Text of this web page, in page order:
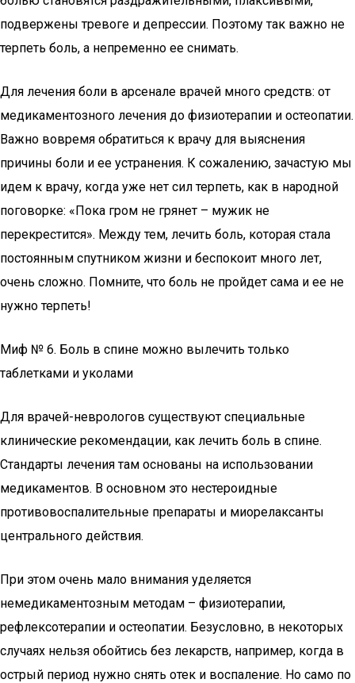
подвержены тревоге и депрессии. Поэтому так важно не
терпеть боль, а непременно ее снимать.
Для лечения боли в арсенале врачей много средств: от
медикаментозного лечения до физиотерапии и остеопатии.
Важно вовремя обратиться к врачу для выяснения
причины боли и ее устранения. К сожалению, зачастую мы
идем к врачу, когда уже нет сил терпеть, как в народной
поговорке: «Пока гром не грянет – мужик не
перекрестится». Между тем, лечить боль, которая стала
постоянным спутником жизни и беспокоит много лет,
очень сложно. Помните, что боль не пройдет сама и ее не
нужно терпеть!
Миф № 6. Боль в спине можно вылечить только
таблетками и уколами
Для врачей-неврологов существуют специальные
клинические рекомендации, как лечить боль в спине.
Стандарты лечения там основаны на использовании
медикаментов. В основном это нестероидные
противовоспалительные препараты и миорелаксанты
центрального действия.
При этом очень мало внимания уделяется
немедикаментозным методам – физиотерапии,
рефлексотерапии и остеопатии. Безусловно, в некоторых
случаях нельзя обойтись без лекарств, например, когда в
острый период нужно снять отек и воспаление. Но само по